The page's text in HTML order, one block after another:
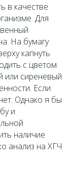
в качестве
Для
На бумагу
капнуть
с цветом
или сиреневый
Если
Однако я бы
и
наличие
анализ на ХГЧ